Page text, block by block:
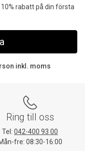
rabatt på din första
inkl. moms
Ring till oss
Tel: 042-400 93 00
fre: 08:30-16:00